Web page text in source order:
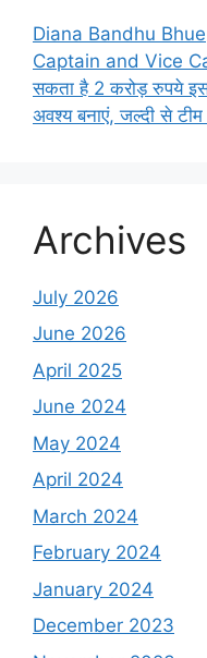
Diana Bandhu Bhue
Captain and Vice
सकता है 2 करोड़ रुपये इस
अवश्य बनाएं, जल्दी से टीम
Archives
July 2026
June 2026
April 2025
June 2024
May 2024
April 2024
March 2024
February 2024
January 2024
December 2023